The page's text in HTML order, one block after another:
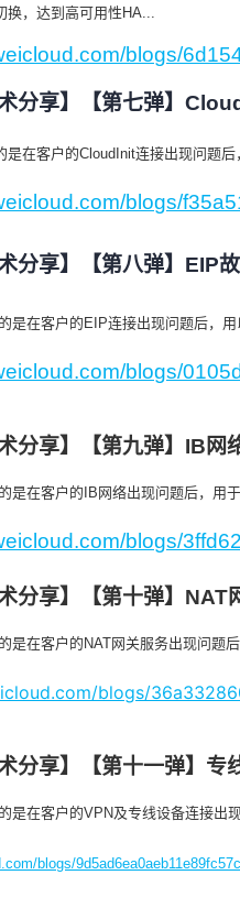
，达到高可用性HA...
blogs/
术分享】【第七弹】
是在客户的CloudInit连接出现问题
blogs/
分享】【第八弹】EIP
是在客户的EIP连接出现问题后，
blogs/
分享】【第九弹】IB网
是在客户的IB网络出现问题后，用
blogs/
分享】【第十弹】NAT
是在客户的NAT网关服务出现问题
blogs/
分享】【第十一弹】
是在客户的VPN及专线设备连接出
blogs/